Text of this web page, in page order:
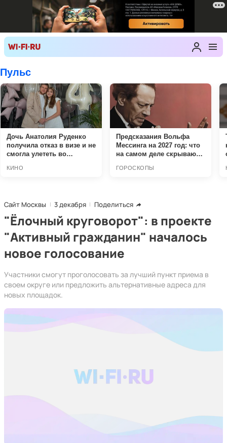
Сайт Москвы 3 декабря Поделиться
"Ёлочный круговорот": в проекте
"Активный гражданин" началось
новое голосование
Участники смогут проголосовать за лучший пункт приема в
своем округе или предложить альтернативные адреса для
новых площадок.